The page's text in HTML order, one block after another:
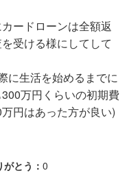
ードローンは全額返
受ける様にしてして
に生活を始めるまでに
万円くらいの初期費
円はあった方が良い)
がとう： 0